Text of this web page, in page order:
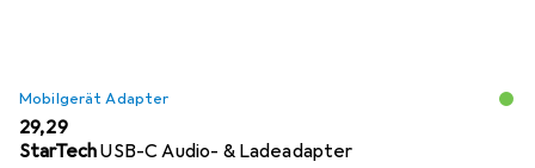
Mobilgerät Adapter
EUR
29,29
StarTechUSB-C Audio- & Ladeadapter